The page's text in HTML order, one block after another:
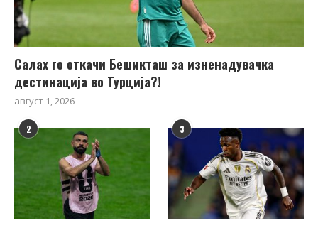
Салах го откачи Бешикташ за изненадувачка
дестинација во Турција?!
август 1, 2026
2 3